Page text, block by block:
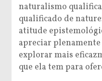
naturalismo
qualificado de
atitude
apreciar
explorar mais
que ela tem para